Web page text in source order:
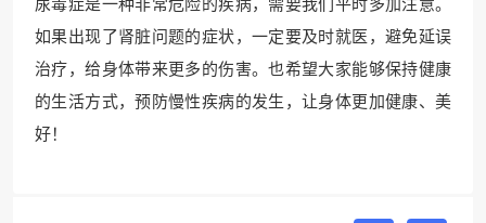
尿毒症是一种非常危险的疾病，需要我们平时多加注意。
如果出现了肾脏问题的症状，一定要及时就医，避免延误
治疗，给身体带来更多的伤害。也希望大家能够保持健康
的生活方式，预防慢性疾病的发生，让身体更加健康、美
好！